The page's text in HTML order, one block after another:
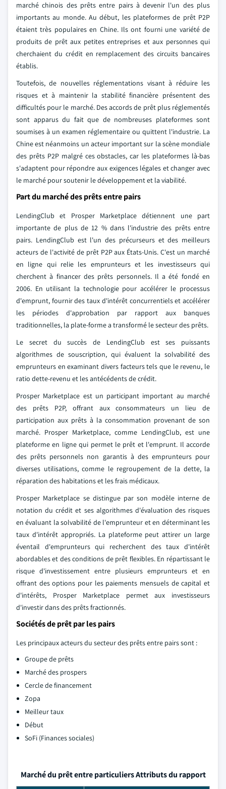
marché chinois des prêts entre pairs à devenir l'un des plus
importants au monde. Au début, les plateformes de prêt P2P
étaient très populaires en Chine. Ils ont fourni une variété de
produits de prêt aux petites entreprises et aux personnes qui
cherchaient du crédit en remplacement des circuits bancaires
établis.
Toutefois, de nouvelles réglementations visant à réduire les
risques et à maintenir la stabilité financière présentent des
difficultés pour le marché. Des accords de prêt plus réglementés
sont apparus du fait que de nombreuses plateformes sont
soumises à un examen réglementaire ou quittent l'industrie. La
Chine est néanmoins un acteur important sur la scène mondiale
des prêts P2P malgré ces obstacles, car les plateformes là-bas
s'adaptent pour répondre aux exigences légales et changer avec
le marché pour soutenir le développement et la viabilité.
Part du marché des prêts entre pairs
LendingClub et Prosper Marketplace détiennent une part
importante de plus de 12 % dans l'industrie des prêts entre
pairs. LendingClub est l'un des précurseurs et des meilleurs
acteurs de l'activité de prêt P2P aux États-Unis. C'est un marché
en ligne qui relie les emprunteurs et les investisseurs qui
cherchent à financer des prêts personnels. Il a été fondé en
2006. En utilisant la technologie pour accélérer le processus
d'emprunt, fournir des taux d'intérêt concurrentiels et accélérer
les périodes d'approbation par rapport aux banques
traditionnelles, la plate-forme a transformé le secteur des prêts.
Le secret du succès de LendingClub est ses puissants
algorithmes de souscription, qui évaluent la solvabilité des
emprunteurs en examinant divers facteurs tels que le revenu, le
ratio dette-revenu et les antécédents de crédit.
Prosper Marketplace est un participant important au marché
des prêts P2P, offrant aux consommateurs un lieu de
participation aux prêts à la consommation provenant de son
marché. Prosper Marketplace, comme LendingClub, est une
plateforme en ligne qui permet le prêt et l'emprunt. Il accorde
des prêts personnels non garantis à des emprunteurs pour
diverses utilisations, comme le regroupement de la dette, la
réparation des habitations et les frais médicaux.
Prosper Marketplace se distingue par son modèle interne de
notation du crédit et ses algorithmes d'évaluation des risques
en évaluant la solvabilité de l'emprunteur et en déterminant les
taux d'intérêt appropriés. La plateforme peut attirer un large
éventail d'emprunteurs qui recherchent des taux d'intérêt
abordables et des conditions de prêt flexibles. En répartissant le
risque d'investissement entre plusieurs emprunteurs et en
offrant des options pour les paiements mensuels de capital et
d'intérêts, Prosper Marketplace permet aux investisseurs
d'investir dans des prêts fractionnés.
Sociétés de prêt par les pairs
Les principaux acteurs du secteur des prêts entre pairs sont :
Groupe de prêts
Marché des prospers
Cercle de financement
Zopa
Meilleur taux
Début
SoFi (Finances sociales)
Marché du prêt entre particuliers Attributs du rapport